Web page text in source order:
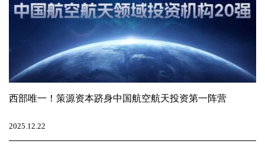
西部唯一！策源资本跻身中国航空航天投资第一阵营
2025.12.22